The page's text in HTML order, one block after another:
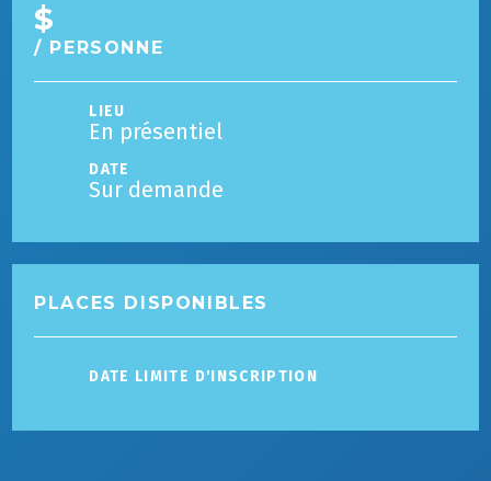
$
/ PERSONNE
LIEU
En présentiel
DATE
Sur demande
PLACES DISPONIBLES
DATE LIMITE D'INSCRIPTION